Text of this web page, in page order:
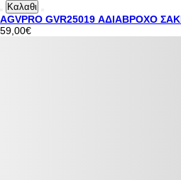
Καλαθι
AGVPRO GVR25019 ΑΔΙΑΒΡΟΧΟ
59,00€